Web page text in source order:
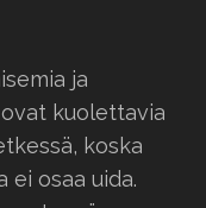
ja
kuolettavia
koska
ei osaa uida.